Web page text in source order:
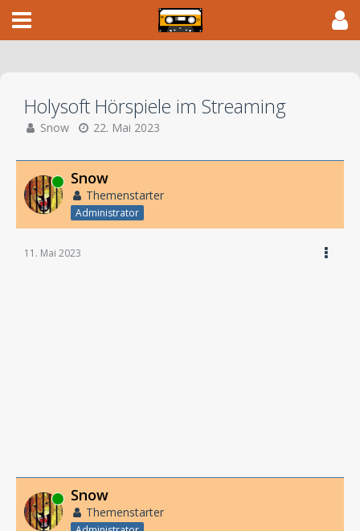
Holysoft Hörspiele im Streaming
Snow 22. Mai 2023
Online Snow
Themenstarter
Administrator
11. Mai 2023
Online Snow
Themenstarter